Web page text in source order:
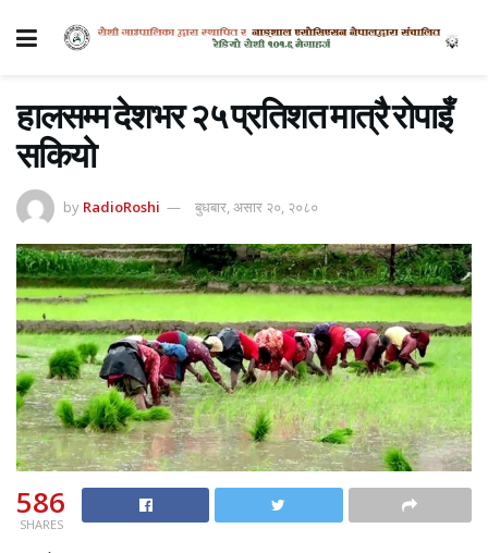
हालसम्म देशभर २५ प्रतिशत मात्रै रोपाइँ
सकियो
by RadioRoshi बुधबार, असार २०, २०८०
586
SHARES